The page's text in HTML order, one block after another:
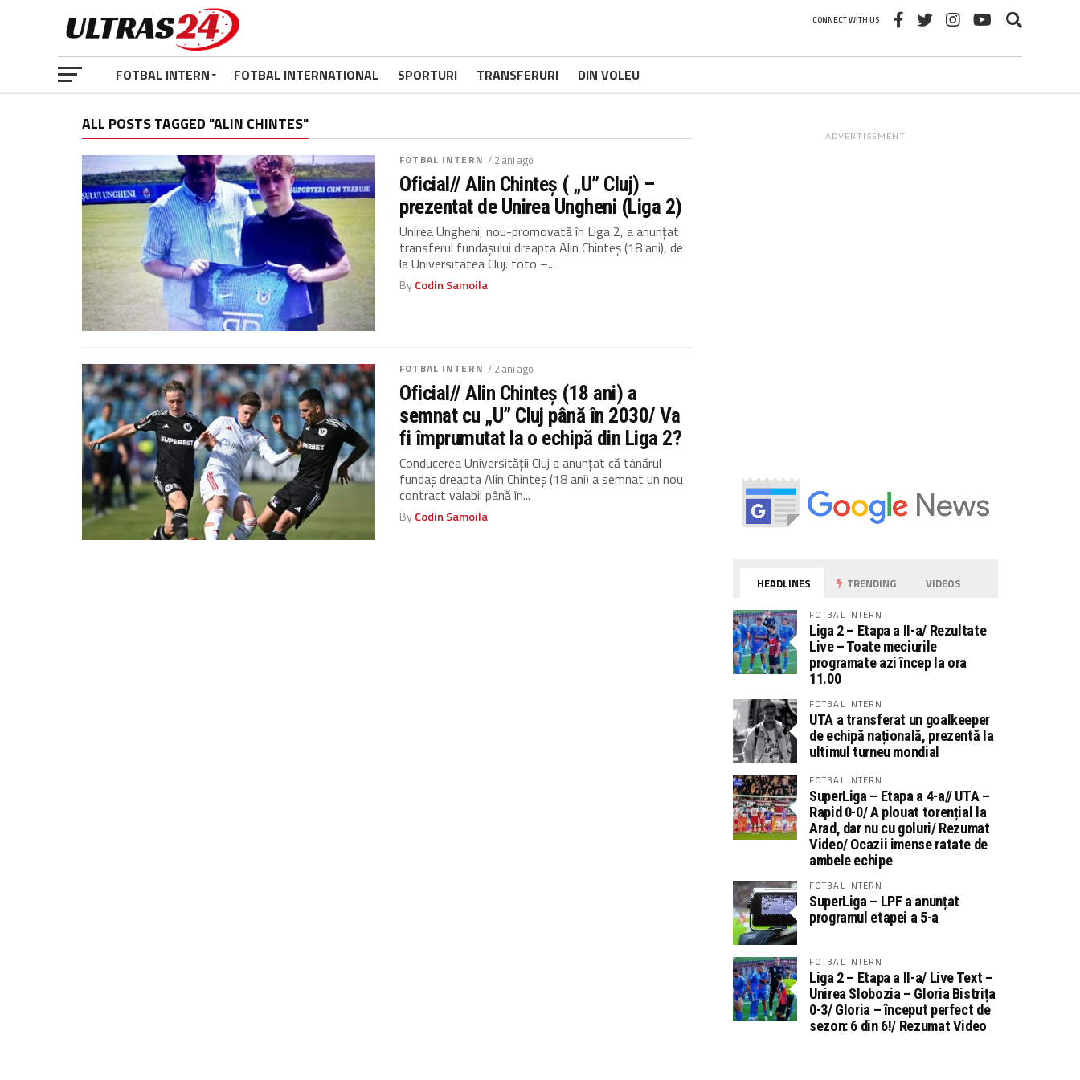
CONNECT WITH US
FOTBAL INTERN FOTBAL INTERNATIONAL SPORTURI TRANSFERURI DIN VOLEU
ALL POSTS TAGGED "ALIN CHINTES"
FOTBAL INTERN / 2 ani ago
Oficial// Alin Chinteș ( „U” Cluj) –
prezentat de Unirea Ungheni (Liga 2)
Unirea Ungheni, nou-promovată în Liga 2, a anunțat
transferul fundașului dreapta Alin Chinteș (18 ani), de
la Universitatea Cluj. foto –...
ByCodin Samoila
FOTBAL INTERN / 2 ani ago
Oficial// Alin Chinteș (18 ani) a
semnat cu „U” Cluj până în 2030/ Va
fi împrumutat la o echipă din Liga 2?
Conducerea Universității Cluj a anunțat că tânărul
fundaș dreapta Alin Chinteș (18 ani) a semnat un nou
contract valabil până în...
ByCodin Samoila
ADVERTISEMENT
HEADLINES TRENDING VIDEOS
FOTBAL INTERN
Liga 2 – Etapa a II-a/ Rezultate
Live – Toate meciurile
programate azi încep la ora
11.00
FOTBAL INTERN
UTA a transferat un goalkeeper
de echipă națională, prezentă la
ultimul turneu mondial
FOTBAL INTERN
SuperLiga – Etapa a 4-a// UTA –
Rapid 0-0/ A plouat torențial la
Arad, dar nu cu goluri/ Rezumat
Video/ Ocazii imense ratate de
ambele echipe
FOTBAL INTERN
SuperLiga – LPF a anunțat
programul etapei a 5-a
FOTBAL INTERN
Liga 2 – Etapa a II-a/ Live Text –
Unirea Slobozia – Gloria Bistrița
0-3/ Gloria – început perfect de
sezon: 6 din 6!/ Rezumat Video